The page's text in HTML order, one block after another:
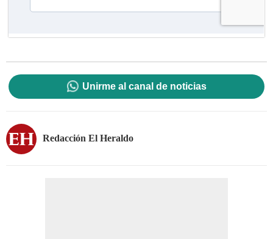
Unirme al canal de noticias
Redacción El Heraldo